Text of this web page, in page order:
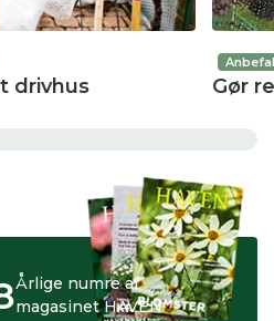
drivhus Gør
Årlige numre af
magasinet HAVEN